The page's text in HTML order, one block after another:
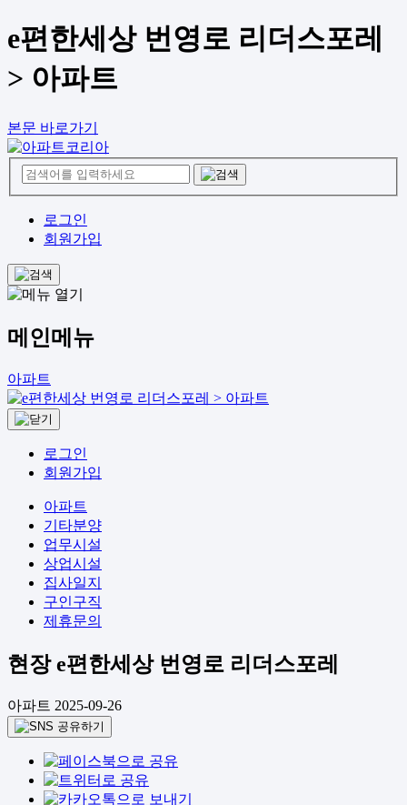
e편한세상 번영로 리더스포레
> 아파트
본문 바로가기
로그인
회원가입
메인메뉴
아파트
로그인
회원가입
아파트
기타분양
업무시설
상업시설
집사일지
구인구직
제휴문의
현장 e편한세상 번영로 리더스포레
아파트 2025-09-26